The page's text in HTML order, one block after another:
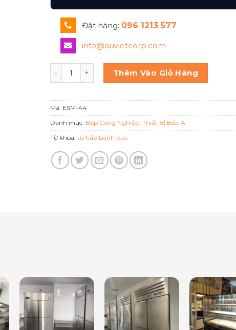
Đặt hàng: 096 1213 577
info@auvietcorp.com
Tủ hấp bánh bao Berjaya Esm 44 số lượng
Thêm Vào Giỏ Hàng
Mã: ESM-44
Danh mục: Bếp Công Nghiệp,Thiết Bị Bếp Á
Từ khóa:tủ hấp bánh bao